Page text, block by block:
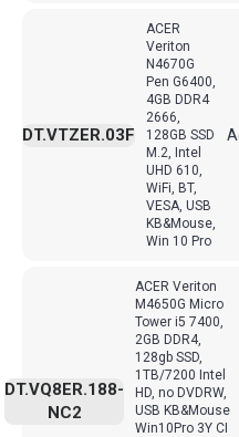
ACER
Veriton
N4670G
Pen G6400,
4GB DDR4
2666,
128GB SSD
M.2, Intel
UHD 610,
WiFi, BT,
VESA, USB
KB&Mouse,
Win 10 Pro
DT.VTZER.03F
ACER Veriton
M4650G Micro
Tower i5 7400,
2GB DDR4,
128gb SSD,
1TB/7200 Intel
HD, no DVDRW,
USB KB&Mouse
Win10Pro 3Y CI
DT.VQ8ER.188-
NC2